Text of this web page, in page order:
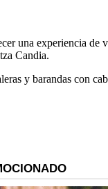
una experiencia
Candia.
y barandas con